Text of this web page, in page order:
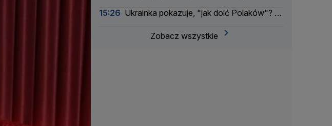
15:26 Ukrainka pokazuje, "jak doić Polaków"? O
Zobacz wszystkie